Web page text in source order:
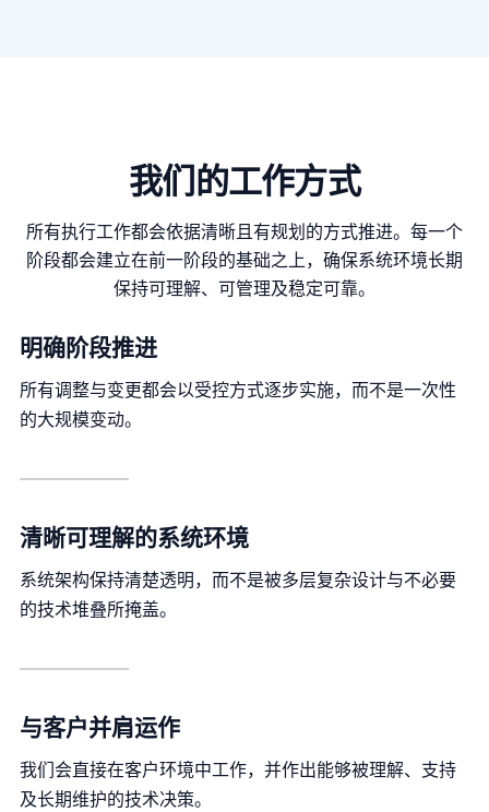
我们的工作方式
所有执行工作都会依据清晰且有规划的方式推进。每一个
阶段都会建立在前一阶段的基础之上，确保系统环境长期
保持可理解、可管理及稳定可靠。
明确阶段推进
所有调整与变更都会以受控方式逐步实施，而不是一次性
的大规模变动。
清晰可理解的系统环境
系统架构保持清楚透明，而不是被多层复杂设计与不必要
的技术堆叠所掩盖。
与客户并肩运作
我们会直接在客户环境中工作，并作出能够被理解、支持
及长期维护的技术决策。